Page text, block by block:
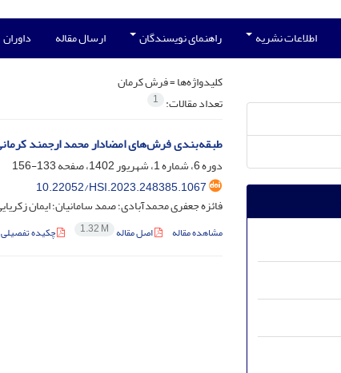
اطلاعات نشریه راهنمای نویسندگان ارسال مقاله داوران
کلیدواژه‌ها =فرش کرمان
تعداد مقالات: 1
طبقه‌بندی فرش‌های امضادار محمد ارجمند
دوره 6، شماره 1، شهریور 1402، صفحه
133-156
10.22052/HSI.2023.248385.1067
فائزه جعفری محمدآبادی؛ صمد سامانیان؛ ایمان
مشاهده مقاله اصل مقاله 1.32 M چکیده تفصیلی